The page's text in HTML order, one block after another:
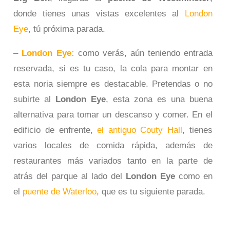
donde tienes unas vistas excelentes al London
Eye, tú próxima parada.
– London Eye: como verás, aún teniendo entrada
reservada, si es tu caso, la cola para montar en
esta noria siempre es destacable. Pretendas o no
subirte al London Eye, esta zona es una buena
alternativa para tomar un descanso y comer. En el
edificio de enfrente,el antiguo Couty Hall, tienes
varios locales de comida rápida, además de
restaurantes más variados tanto en la parte de
atrás del parque al lado del London Eyecomo en
el puente de Waterloo, que es tu siguiente parada.